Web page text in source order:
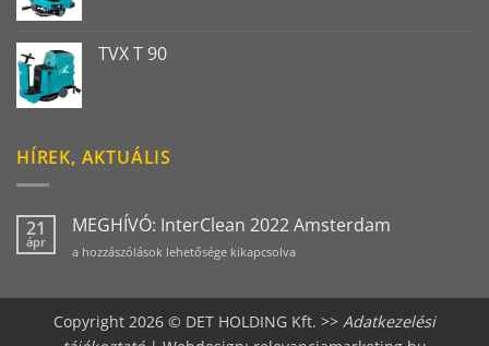
TVX T 90
HÍREK, AKTUÁLIS
21
ápr
MEGHÍVÓ: InterClean 2022 Amsterdam
MEGHÍVÓ:
bejegyzéshez
a hozzászólások lehetősége kikapcsolva
Copyright 2026 © DET HOLDING Kft. >> Adatkezelési